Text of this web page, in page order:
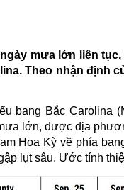
mưa lớn liên
. Theo nhận định
bang Bắc Carolina
lớn, được địa
Hoa Kỳ về phía
lụt sâu. Ước tính